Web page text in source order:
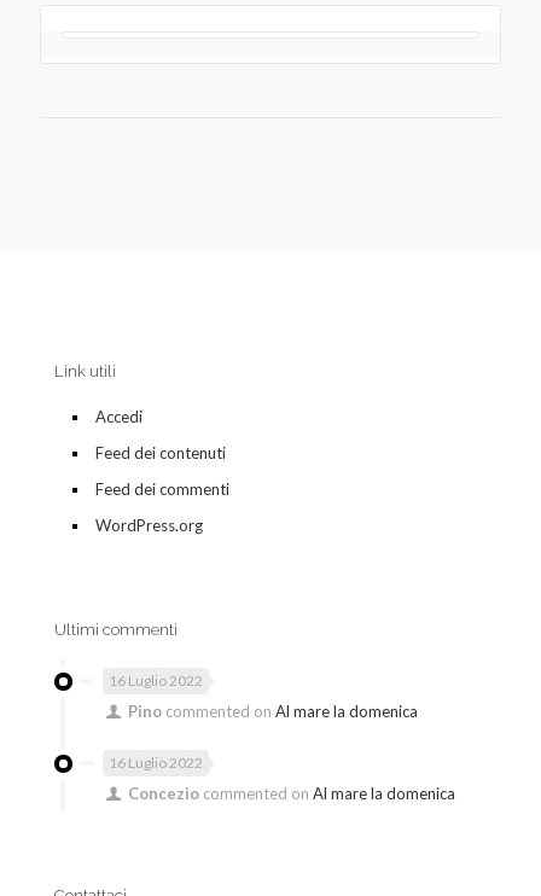
Link utili
Accedi
Feed dei contenuti
Feed dei commenti
WordPress.org
Ultimi commenti
16 Luglio 2022
Pino commented onAl mare la domenica
16 Luglio 2022
Concezio commented onAl mare la domenica